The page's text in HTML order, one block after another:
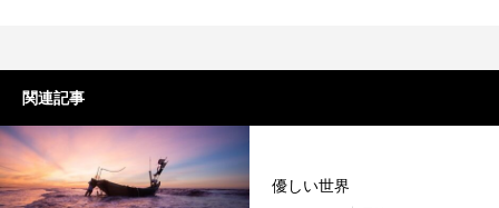
関連記事
優しい世界